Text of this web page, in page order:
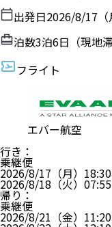
出発日2026/8/17（
泊数3泊6日（現地
フライト
エバー航空
行き ：
乗継便
2026/8/17（月） 18:30
2026/8/18（火） 07:55
帰り ：
乗継便
2026/8/21（金） 11:20